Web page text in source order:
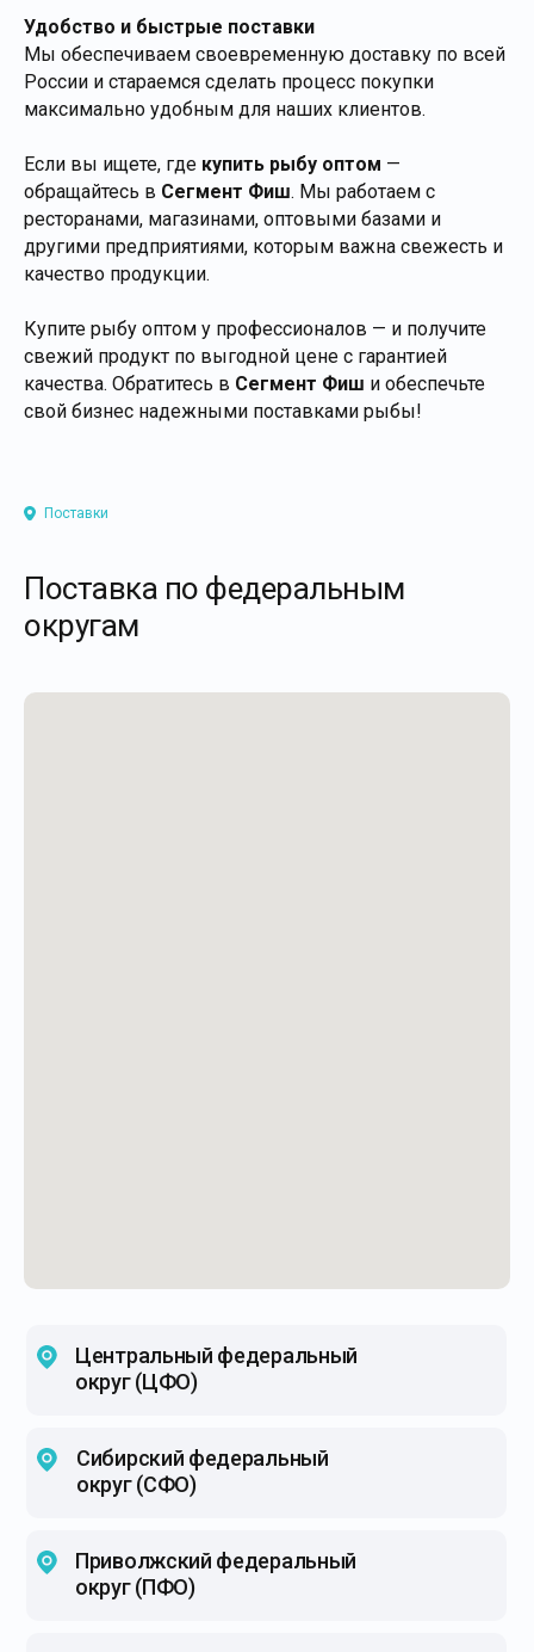
Удобство и быстрые поставки
Мы обеспечиваем своевременную доставку по всей
России и стараемся сделать процесс покупки
максимально удобным для наших клиентов.
Если вы ищете, где купить рыбу оптом —
обращайтесь в Сегмент Фиш. Мы работаем с
ресторанами, магазинами, оптовыми базами и
другими предприятиями, которым важна свежесть и
качество продукции.
Купите рыбу оптом у профессионалов — и получите
свежий продукт по выгодной цене с гарантией
качества. Обратитесь в Сегмент Фиш и обеспечьте
свой бизнес надежными поставками рыбы!
Поставки
Поставка по федеральным
округам
Приволжский федеральный
округ (ПФО)
Сибирский федеральный
округ (СФО)
Центральный федеральный
округ (ЦФО)